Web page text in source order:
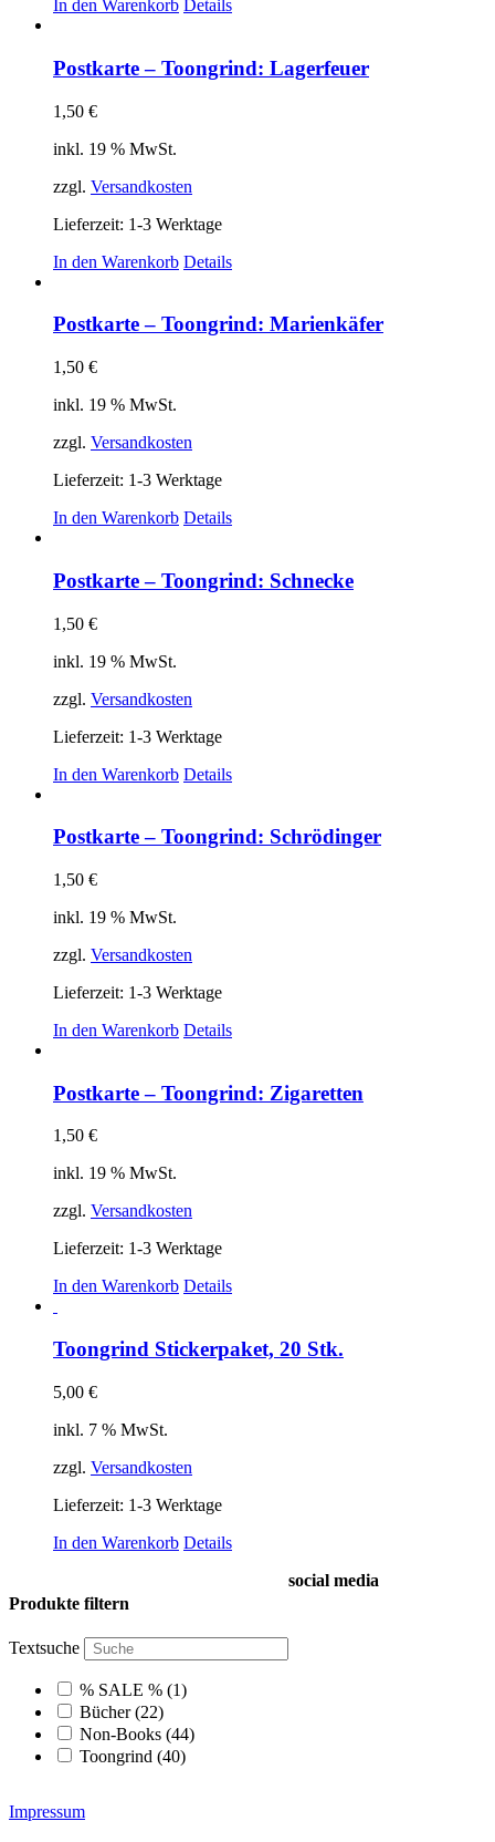
In den Warenkorb Details
Postkarte – Toongrind: Lagerfeuer
1,50 €
inkl. 19 % MwSt.
zzgl. Versandkosten
Lieferzeit: 1-3 Werktage
In den Warenkorb Details
Postkarte – Toongrind: Marienkäfer
1,50 €
inkl. 19 % MwSt.
zzgl. Versandkosten
Lieferzeit: 1-3 Werktage
In den Warenkorb Details
Postkarte – Toongrind: Schnecke
1,50 €
inkl. 19 % MwSt.
zzgl. Versandkosten
Lieferzeit: 1-3 Werktage
In den Warenkorb Details
Postkarte – Toongrind: Schrödinger
1,50 €
inkl. 19 % MwSt.
zzgl. Versandkosten
Lieferzeit: 1-3 Werktage
In den Warenkorb Details
Postkarte – Toongrind: Zigaretten
1,50 €
inkl. 19 % MwSt.
zzgl. Versandkosten
Lieferzeit: 1-3 Werktage
In den Warenkorb Details
Toongrind Stickerpaket, 20 Stk.
5,00 €
inkl. 7 % MwSt.
zzgl. Versandkosten
Lieferzeit: 1-3 Werktage
In den Warenkorb Details
Produkte filtern
Textsuche
% SALE % (1)
Bücher(22)
Non-Books (44)
Toongrind (40)
social media
Impressum